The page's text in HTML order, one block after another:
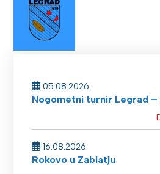
05.08.2026.
Nogometni turnir Legrad –
16.08.2026.
Rokovo u Zablatju